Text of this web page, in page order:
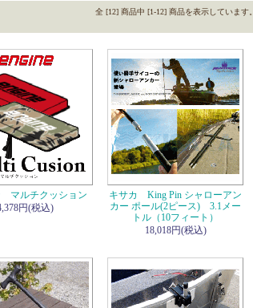
全 [12] 商品中 [1-12] 商品を表示しています。
マルチクッション
円(税込)
キサカ King Pin シャローアン
カー ポール(2ピース) 3.1メー
トル（10フィート）
18,018円(税込)